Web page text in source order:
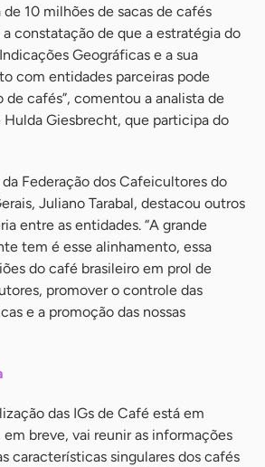
10 milhões de sacas de cafés
a constatação de que a estratégia do
Geográficas e a sua
com entidades parceiras pode
de cafés”, comentou a analista de
Hulda Giesbrecht, que participa do
Federação dos Cafeicultores do
Juliano Tarabal, destacou outros
entre as entidades. “A grande
tem é esse alinhamento, essa
do café brasileiro em prol de
promover o controle das
e a promoção das nossas
das IGs de Café está em
breve, vai reunir as informações
características singulares dos cafés